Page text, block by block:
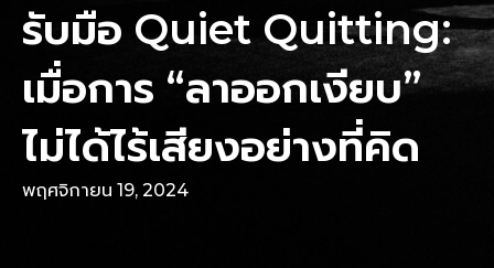
รับมือ Quiet Quitting:
เมื่อการ “ลาออกเงียบ”
ไม่ได้ไร้เสียงอย่างที่คิด
พฤศจิกายน 19, 2024